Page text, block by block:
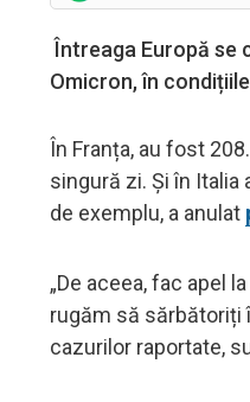
Întreaga Europă se
Omicron, în
În Franța, au fost
singură zi. Și în Italia
de exemplu, a anulat
„De aceea, fac apel
rugăm să sărbătoriți
cazurilor raportate,